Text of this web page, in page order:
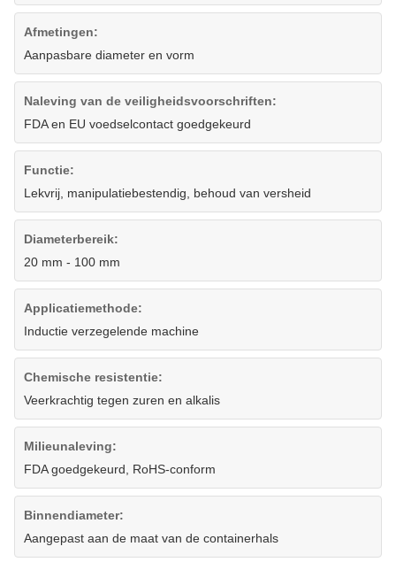
Afmetingen:
Aanpasbare diameter en vorm
Naleving van de veiligheidsvoorschriften:
FDA en EU voedselcontact goedgekeurd
Functie:
Lekvrij, manipulatiebestendig, behoud van versheid
Diameterbereik:
20 mm - 100 mm
Applicatiemethode:
Inductie verzegelende machine
Chemische resistentie:
Veerkrachtig tegen zuren en alkalis
Milieunaleving:
FDA goedgekeurd, RoHS-conform
Binnendiameter:
Aangepast aan de maat van de containerhals